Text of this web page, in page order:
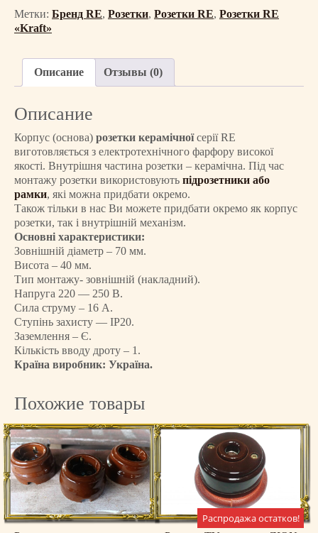
е
с
т
в
а
р
а
Р
о
з
е
т
к
а
н
а
к
л
а
д
а
с
з
а
з
е
м
л
Метки: Бренд RE, Розетки, Розетки RE, Розетки RE
«Kraft»
Описание Отзывы (0)
Описание
Корпус (основа) розетки керамічноїсерії RE
виготовляється з електротехнічного фарфору високої
якості. Внутрішня частина розетки – керамічна. Під час
монтажу розетки використовують підрозетники або
рамки, які можна придбати окремо.
Також тільки в нас Ви можете придбати окремо як корпус
розетки, так і внутрішній механізм.
Основні характеристики:
Зовнішній діаметр – 70 мм.
Висота – 40 мм.
Тип монтажу- зовнішній (накладний).
Напруга 220 — 250 В.
Сила струму – 16 А.
Ступінь захисту — IP20.
Заземлення – Є.
Кількість вводу дроту – 1.
Країна виробник: Україна.
Похожие товары
Распродажа остатков!